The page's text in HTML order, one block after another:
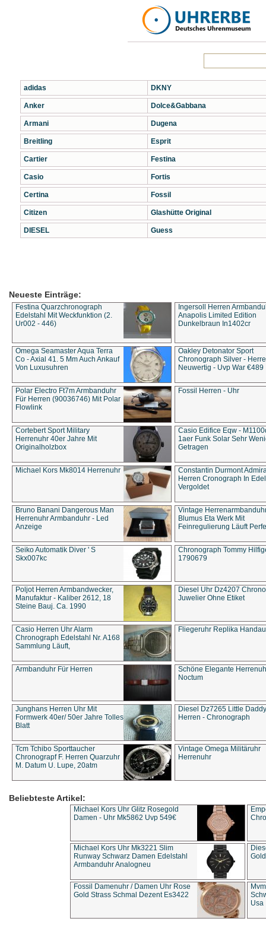
adidas
Anker
Armani
Breitling
Cartier
Casio
Certina
Citizen
DIESEL
DKNY
Dolce&Gabbana
Dugena
Esprit
Festina
Fortis
Fossil
Glashütte Original
Guess
Neueste Einträge:
Festina Quarzchronograph
Edelstahl Mit Weckfunktion (2.
Ur002 - 446)
Ingersoll Herren
Anapolis Limited Edition
Dunkelbraun In1402cr
Omega Seamaster Aqua Terra
Co - Axial 41. 5 Mm Auch Ankauf
Von Luxusuhren
Oakley Detonator Sport
Chronograph Silver -
Neuwertig - Uvp War €489
Polar Electro Ft7m Armbanduhr
Für Herren (90036746) Mit Polar
Flowlink
Fossil Herren - Uhr
Cortebert Sport Military
Herrenuhr 40er Jahre Mit
Originalholzbox
Casio Edifice Eqw -
1aer Funk Solar Sehr
Getragen
Michael Kors Mk8014 Herrenuhr
Constantin Durmont
Herren Cronograph In
Vergoldet
Bruno Banani Dangerous Man
Herrenuhr Armbanduhr - Led
Anzeige
Vintage
Blumus Eta Werk Mit
Feinregulierung Läuft
Seiko Automatik Diver ' S
Skx007kc
Chronograph Tommy
1790679
Poljot Herren Armbandwecker,
Manufaktur - Kaliber 2612, 18
Steine Bauj. Ca. 1990
Diesel Uhr Dz4207
Juwelier Ohne Etiket
Casio Herren Uhr Alarm
Chronograph Edelstahl Nr. A168
Sammlung Läuft,
Fliegeruhr Replika
Armbanduhr Für Herren
Schöne Elegante
Noctum
Junghans Herren Uhr Mit
Formwerk 40er/ 50er Jahre Tolles
Blatt
Diesel Dz7265 Little Daddy
Herren - Chronograph
Tcm Tchibo Sporttaucher
Chronograpf F. Herren Quarzuhr
M. Datum U. Lupe, 20atm
Vintage Omega Militäruhr
Herrenuhr
Beliebteste Artikel:
Michael Kors Uhr Glitz Rosegold
Damen - Uhr Mk5862 Uvp 549€
Michael Kors Uhr Mk3221 Slim
Runway Schwarz Damen Edelstahl
Armbanduhr Analogneu
Fossil Damenuhr / Damen Uhr Rose
Gold Strass Schmal Dezent Es3422
Usa